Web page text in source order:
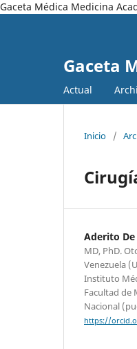
Gaceta Médica Medicina
Gaceta
Actual
Inicio /
Aderito De
MD, PhD.
Venezuela
Instituto
Facultad de
Nacional
https://